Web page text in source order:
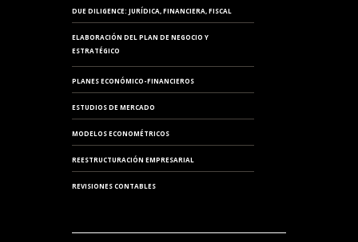
DUE DILIGENCE: JURÍDICA, FINANCIERA, FISCAL
ELABORACIÓN DEL PLAN DE NEGOCIO Y
ESTRATÉGICO
PLANES ECONÓMICO-FINANCIEROS
ESTUDIOS DE MERCADO
MODELOS ECONOMÉTRICOS
REESTRUCTURACIÓN EMPRESARIAL
REVISIONES CONTABLES